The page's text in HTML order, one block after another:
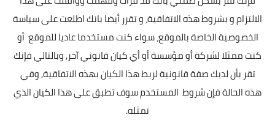
الالتزام و بشروط هذه الاتفاقية، و تقرر أيضا بانك اطلعت على سياسة
الخصوصية الخاصة بالموقع، سواء كنت مستخدما عاديا للموقع أو
كنت ممثلا لشركة أو مؤسسة أو أي كيان قانوني آخر, وبالتالي فإنك
تقر بأن لديك صفة قانونية لربط هذا الكيان بهذه الاتفاقية, وفي
هذه الحالة فإن شروط المستخدم سوف تطبق على هذا الكيان الذي
تمثله.